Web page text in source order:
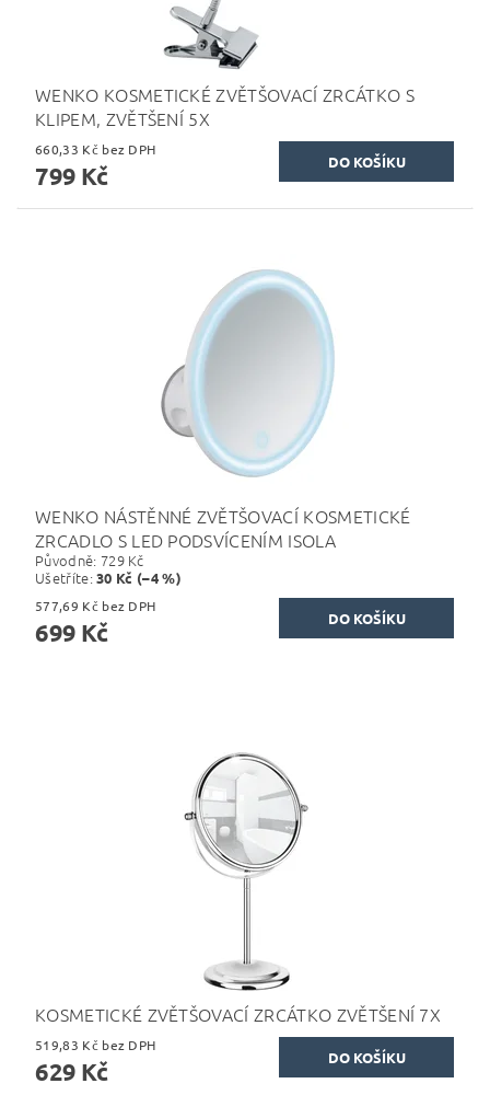
WENKO KOSMETICKÉ ZVĚTŠOVACÍ ZRCÁTKO S
KLIPEM, ZVĚTŠENÍ 5X
660,33 Kč bez DPH
799 Kč
WENKO NÁSTĚNNÉ ZVĚTŠOVACÍ KOSMETICKÉ
ZRCADLO S LED PODSVÍCENÍM ISOLA
Původně: 729 Kč
Ušetříte:30 Kč (–4 %)
577,69 Kč bez DPH
699 Kč
KOSMETICKÉ ZVĚTŠOVACÍ ZRCÁTKO ZVĚTŠENÍ 7X
519,83 Kč bez DPH
629 Kč